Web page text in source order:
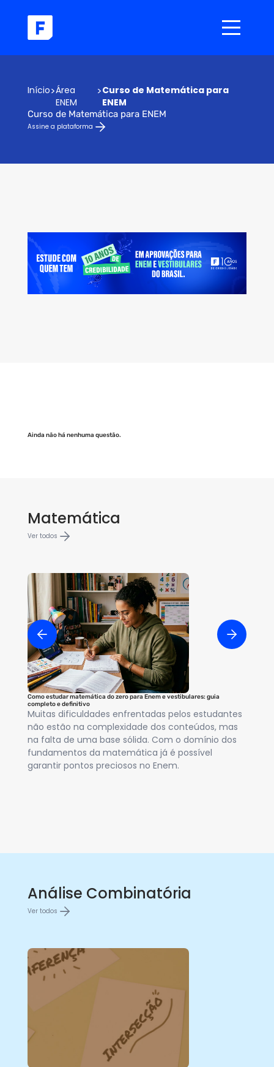
Início>Área
ENEM
>Curso de Matemática para
ENEM
Curso de Matemática para ENEM
Assine a plataforma
Ainda não há nenhuma questão.
Matemática
Ver todos
Como estudar matemática do zero para Enem e vestibulares: guia
completo e definitivo
Muitas dificuldades enfrentadas pelos estudantes
não estão na complexidade dos conteúdos, mas
na falta de uma base sólida. Com o domínio dos
fundamentos da matemática já é possível
garantir pontos preciosos no Enem.
Análise Combinatória
Ver todos